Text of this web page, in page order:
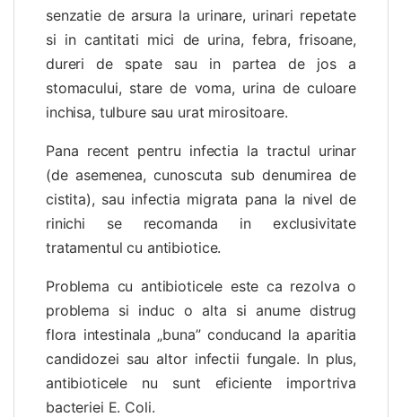
senzatie de arsura la urinare, urinari repetate
si in cantitati mici de urina, febra, frisoane,
dureri de spate sau in partea de jos a
stomacului, stare de voma, urina de culoare
inchisa, tulbure sau urat mirositoare.
Pana recent pentru infectia la tractul urinar
(de asemenea, cunoscuta sub denumirea de
cistita), sau infectia migrata pana la nivel de
rinichi se recomanda in exclusivitate
tratamentul cu antibiotice.
Problema cu antibioticele este ca rezolva o
problema si induc o alta si anume distrug
flora intestinala „buna” conducand la aparitia
candidozei sau altor infectii fungale. In plus,
antibioticele nu sunt eficiente importriva
bacteriei E. Coli.